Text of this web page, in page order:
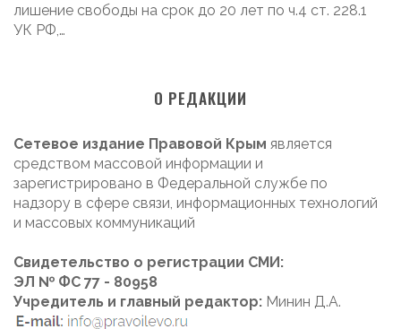
лишение свободы на срок до 20 лет по ч.4 ст. 228.1
УК РФ,…
О РЕДАКЦИИ
Сетевое издание Правовой Крым является
средством массовой информации и
зарегистрировано в Федеральной службе по
надзору в сфере связи, информационных технологий
и массовых коммуникаций
Свидетельство о регистрации СМИ:
ЭЛ № ФС 77 - 80958
Учредитель и главный редактор: Минин Д.А.